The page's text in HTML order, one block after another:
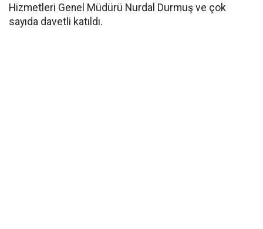
Hizmetleri Genel Müdürü Nurdal Durmuş ve çok
sayıda davetli katıldı.